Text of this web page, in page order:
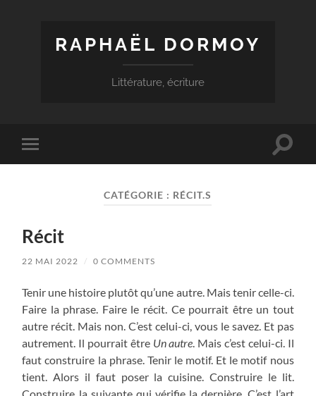
RAPHAËL DORMOY
Littérature, écriture
Toggle
mobile
Toggle
CATÉGORIE : RÉCIT.S
Récit
22 MAI 2022 / 0 COMMENTS
Tenir une histoire plutôt qu’une autre. Mais tenir celle-ci.
Faire la phrase. Faire le récit. Ce pourrait être un tout
autre récit. Mais non. C’est celui-ci, vous le savez. Et pas
autrement. Il pourrait être Un autre. Mais c’est celui-ci. Il
faut construire la phrase. Tenir le motif. Et le motif nous
tient. Alors il faut poser la cuisine. Construire le lit.